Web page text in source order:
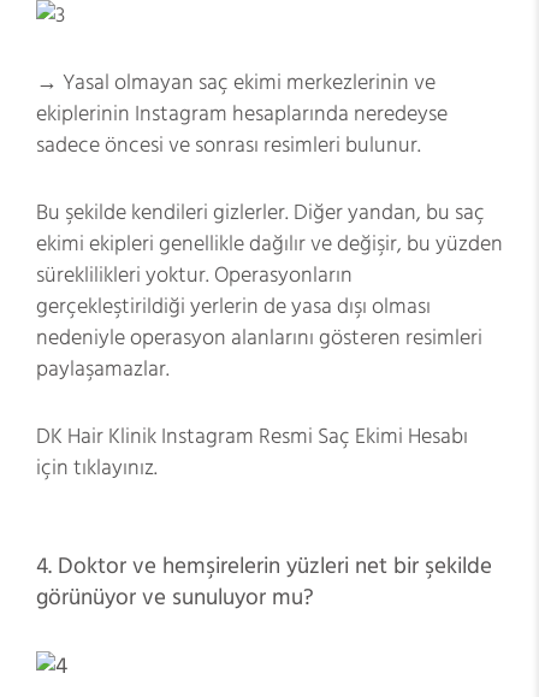
→ Yasal olmayan saç ekimi merkezlerinin ve
ekiplerinin Instagram hesaplarında neredeyse
sadece öncesi ve sonrası resimleri bulunur.
Bu şekilde kendileri gizlerler. Diğer yandan, bu saç
ekimi ekipleri genellikle dağılır ve değişir, bu yüzden
süreklilikleri yoktur. Operasyonların
gerçekleştirildiği yerlerin de yasa dışı olması
nedeniyle operasyon alanlarını gösteren resimleri
paylaşamazlar.
DK Hair Klinik Instagram Resmi Saç Ekimi Hesabı
için tıklayınız.
4. Doktor ve hemşirelerin yüzleri net bir şekilde
görünüyor ve sunuluyor mu?